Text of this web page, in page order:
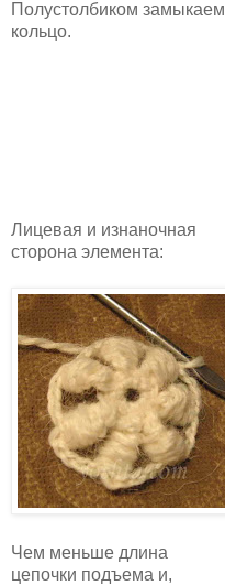
Полустолбиком замыкаем
кольцо.
Лицевая и изнаночная
сторона элемента:
Чем меньше длина
цепочки подъема и,